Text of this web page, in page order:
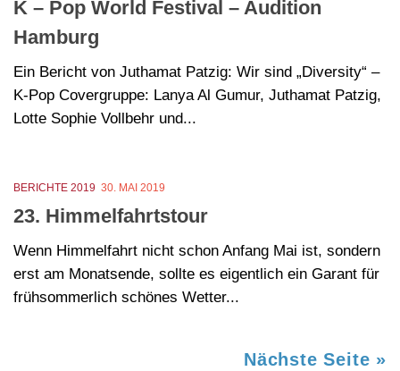
K – Pop World Festival – Audition
Hamburg
Ein Bericht von Juthamat Patzig: Wir sind „Diversity“ –
K-Pop Covergruppe: Lanya Al Gumur, Juthamat Patzig,
Lotte Sophie Vollbehr und...
BERICHTE 2019 30. MAI 2019
23. Himmelfahrtstour
Wenn Himmelfahrt nicht schon Anfang Mai ist, sondern
erst am Monatsende, sollte es eigentlich ein Garant für
frühsommerlich schönes Wetter...
Nächste Seite »